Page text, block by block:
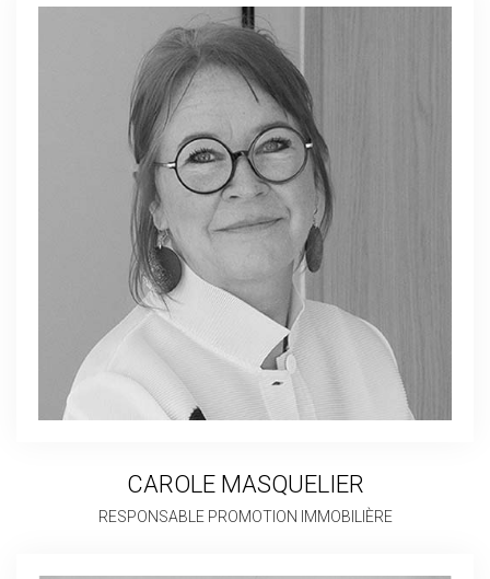
CAROLE MASQUELIER
RESPONSABLE PROMOTION IMMOBILIÈRE